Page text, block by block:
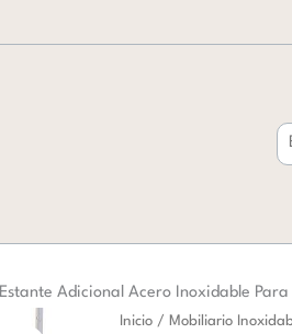
Estante Adicional Acero Inoxidable
Inicio / Mobiliario
El
Estante